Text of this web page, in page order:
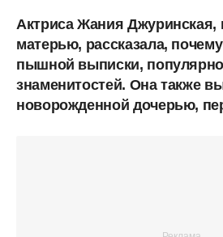
Актриса Жания Джуринская,
матерью, рассказала,
пышной выписки,
знаменитостей. Она также
новорожденной дочерью,